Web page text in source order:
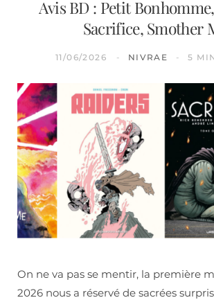
Avis BD : Petit
Sacrifice, Smother
11/06/2026 NIVRAE 5
On ne va pas se mentir, la première
2026 nous a réservé de sacrées